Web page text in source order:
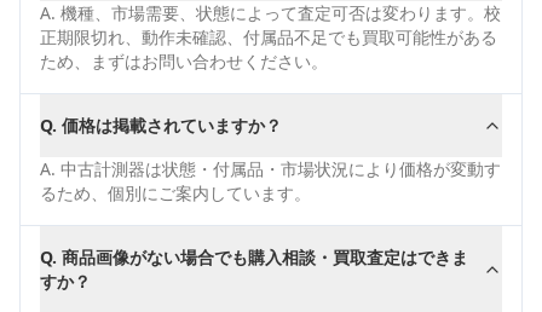
A. 機種、市場需要、状態によって査定可否は変わります。校
正期限切れ、動作未確認、付属品不足でも買取可能性がある
ため、まずはお問い合わせください。
Q. 価格は掲載されていますか？
A. 中古計測器は状態・付属品・市場状況により価格が変動す
るため、個別にご案内しています。
Q. 商品画像がない場合でも購入相談・買取査定はできま
すか？